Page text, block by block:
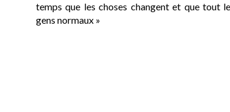
temps que les choses changent et que tout
gens normaux »